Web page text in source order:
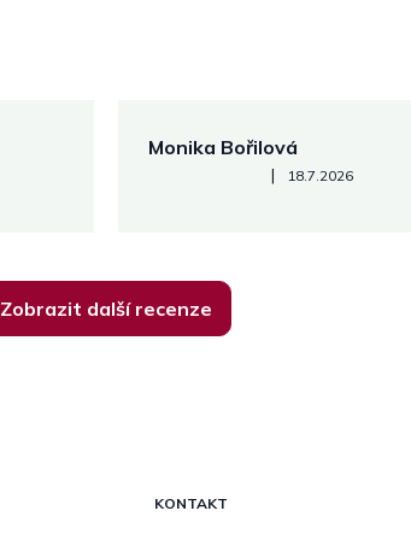
Monika Bořilová
Hodnocení obchodu je 5 z 5
| 18.7.2026
Zobrazit další recenze
KONTAKT